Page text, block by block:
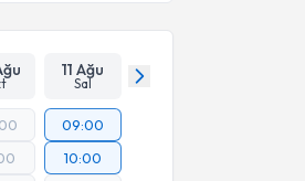
11 Ağu
Sal
09:00
10:00